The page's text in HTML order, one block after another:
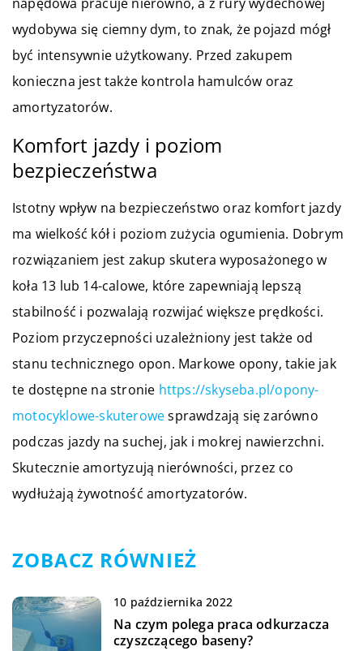
wydobywa się ciemny dym, to znak, że pojazd mógł
być intensywnie użytkowany. Przed zakupem
konieczna jest także kontrola hamulców oraz
amortyzatorów.
Komfort jazdy i poziom
bezpieczeństwa
Istotny wpływ na bezpieczeństwo oraz komfort jazdy
ma wielkość kół i poziom zużycia ogumienia. Dobrym
rozwiązaniem jest zakup skutera wyposażonego w
koła 13 lub 14-calowe, które zapewniają lepszą
stabilność i pozwalają rozwijać większe prędkości.
Poziom przyczepności uzależniony jest także od
stanu technicznego opon. Markowe opony, takie jak
te dostępne na stronie https://skyseba.pl/opony-
motocyklowe-skuterowesprawdzają się zarówno
podczas jazdy na suchej, jak i mokrej nawierzchni.
Skutecznie amortyzują nierówności, przez co
wydłużają żywotność amortyzatorów.
ZOBACZ RÓWNIEŻ
10 października 2022
Na czym polega praca odkurzacza
czyszczącego baseny?